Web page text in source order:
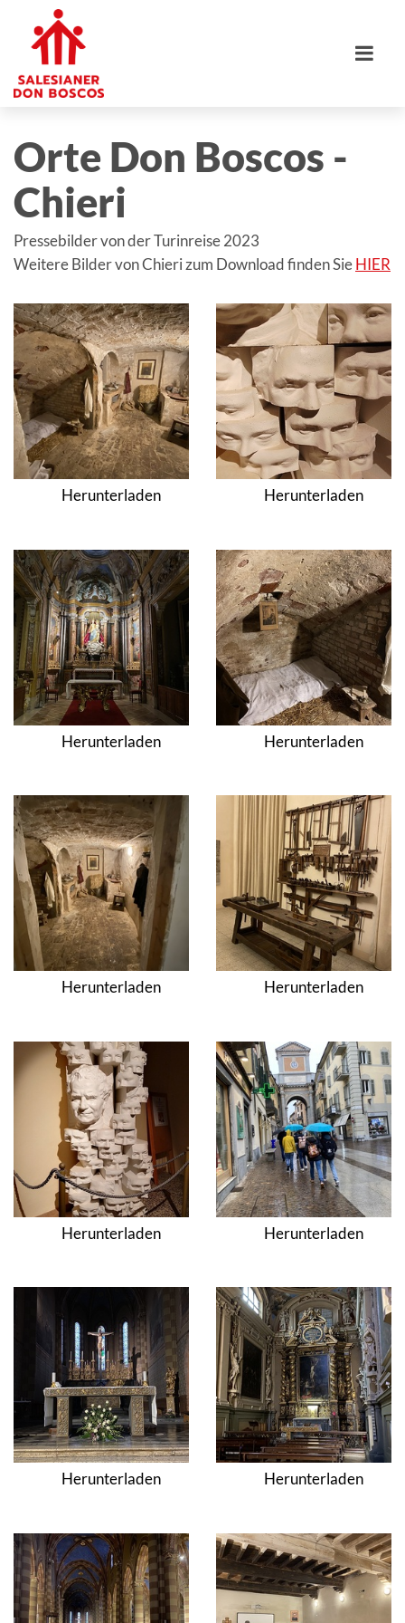
Orte Don Boscos -
Chieri
Pressebilder von der Turinreise 2023
Weitere Bilder von Chieri zum Download finden Sie HIER
Herunterladen Herunterladen
Herunterladen Herunterladen
Herunterladen Herunterladen
Herunterladen Herunterladen
Herunterladen Herunterladen